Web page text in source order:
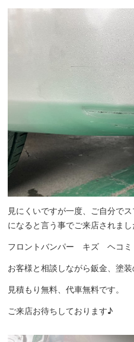
見にくいですが一度、ご自分で
になると言う事でご来店されま
フロントバンパー キズ ヘコミ
お客様と相談しながら鈑金、塗
見積もり無料、代車無料です。
ご来店お待ちしております♪